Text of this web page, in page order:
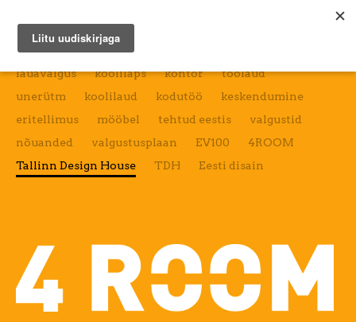
4ROOMSISUSTUS
lauavalgus koolilaps kontor
töölaud
unerütm
koolilaud kodutöö
keskendumine
eritellimus
mööbel tehtud eestis
valgustid
nõuanded
valgustusplaan EV100
4ROOM
Tallinn Design House
TDH Eesti disain